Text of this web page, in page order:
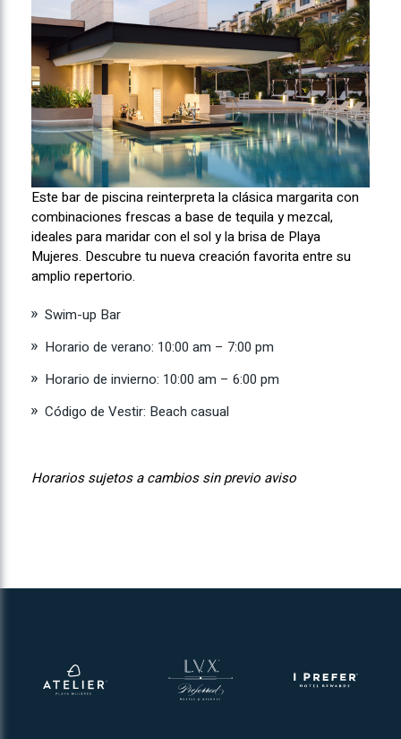
Este bar de piscina reinterpreta la clásica margarita con
combinaciones frescas a base de tequila y mezcal,
ideales para maridar con el sol y la brisa de Playa
Mujeres. Descubre tu nueva creación favorita entre su
amplio repertorio.
Swim-up Bar
Horario de verano: 10:00 am – 7:00 pm
Horario de invierno: 10:00 am – 6:00 pm
Código de Vestir: Beach casual
Horarios sujetos a cambios sin previo aviso